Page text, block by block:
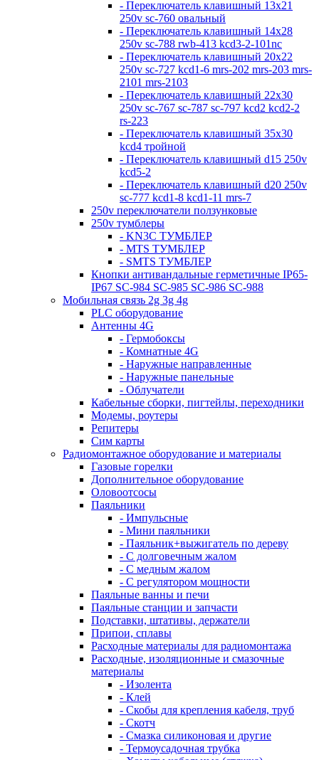
- Переключатель клавишный 13х21
250v sc-760 овальный
- Переключатель клавишный 14х28
250v sc-788 rwb-413 kcd3-2-101nc
- Переключатель клавишный 20х22
250v sc-727 kcd1-6 mrs-202 mrs-203 mrs-
2101 mrs-2103
- Переключатель клавишный 22х30
250v sc-767 sc-787 sc-797 kcd2 kcd2-2
rs-223
- Переключатель клавишный 35х30
kcd4 тройной
- Переключатель клавишный d15 250v
kcd5-2
- Переключатель клавишный d20 250v
sc-777 kcd1-8 kcd1-11 mrs-7
250v переключатели ползунковые
250v тумблеры
- KN3C ТУМБЛЕР
- MTS ТУМБЛЕР
- SMTS ТУМБЛЕР
Кнопки антивандальные герметичные IP65-
IP67 SC-984 SC-985 SC-986 SC-988
Мобильная связь 2g 3g 4g
PLC оборудование
Антенны 4G
- Гермобоксы
- Комнатные 4G
- Наружные направленные
- Наружные панельные
- Облучатели
Кабельные сборки, пигтейлы, переходники
Модемы, роутеры
Репитеры
Сим карты
Радиомонтажное оборудование и материалы
Газовые горелки
Дополнительное оборудование
Оловоотсосы
Паяльники
- Импульсные
- Мини паяльники
- Паяльник+выжигатель по дереву
- С долговечным жалом
- С медным жалом
- С регулятором мощности
Паяльные ванны и печи
Паяльные станции и запчасти
Подставки, штативы, держатели
Припои, сплавы
Расходные материалы для радиомонтажа
Расходные, изоляционные и смазочные
материалы
- Изолента
- Клей
- Скобы для крепления кабеля, труб
- Скотч
- Смазка силиконовая и другие
- Термоусадочная трубка